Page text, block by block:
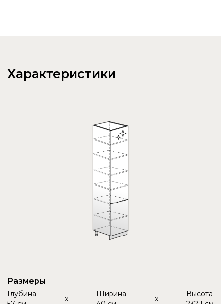
Характеристики
Размеры
Глубина
x
Ширина
x
Высота